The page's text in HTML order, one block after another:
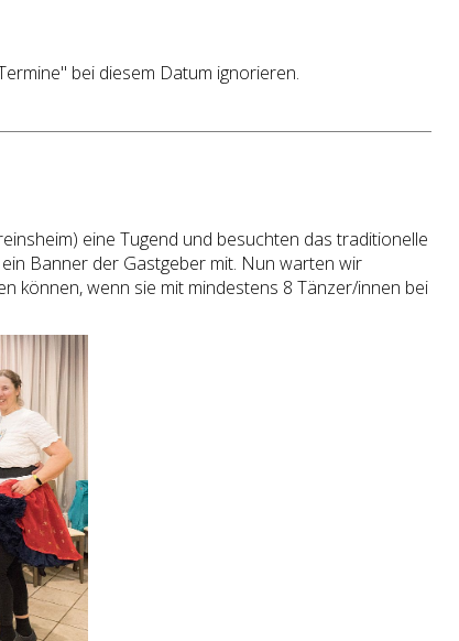
bei diesem Datum ignorieren.
eine Tugend und besuchten das traditionelle
Banner der Gastgeber mit. Nun warten wir
können, wenn sie mit mindestens 8 Tänzer/innen bei